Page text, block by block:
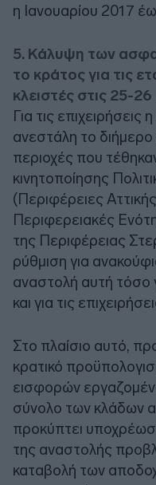
η Ιανουαρίου 2017
5. Κάλυψη των
το κράτος για τις
κλειστές στις 25-
Για τις επιχειρήσεις
ανεστάλη το
περιοχές που
κινητοποίησης
(Περιφέρειες
Περιφερειακές
της Περιφέρειας
ρύθμιση για
αναστολή αυτή τόσο
και για τις
Στο πλαίσιο αυτό,
κρατικό
εισφορών
σύνολο των κλάδων
προκύπτει
της αναστολής
καταβολή των